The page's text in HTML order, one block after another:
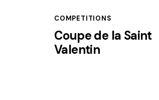
COMPETITIONS
Coupe de la Saint
Valentin